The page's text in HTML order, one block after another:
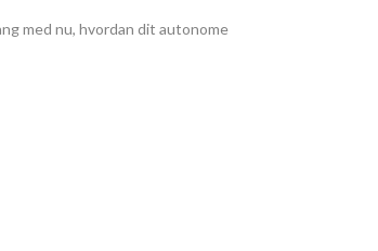
med nu, hvordan dit autonome